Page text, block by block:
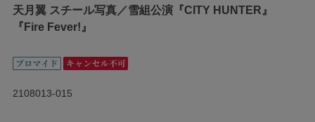
天月翼 スチール写真／雪組公演『CITY HUNTER』
『Fire Fever!』
2108013-015